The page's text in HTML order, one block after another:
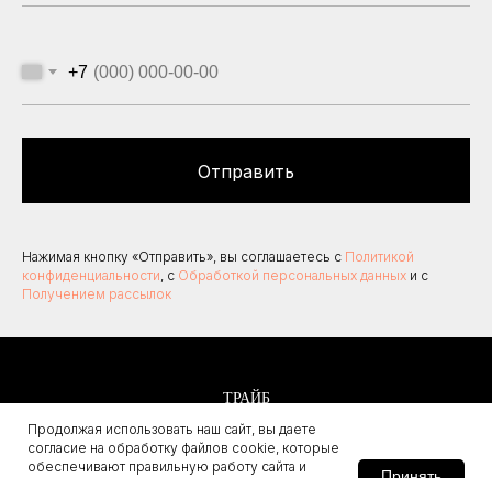
+7
Отправить
Нажимая кнопку «Отправить», вы соглашаетесь с Политикой
конфиденциальности, с Обработкой персональных данных и с
Получением рассылок
ТРАЙБ
медиа о недвижимости
Для коммерческих предложений:
Продолжая использовать наш сайт, вы даете
согласие на обработку файлов cookie, которые
обеспечивают правильную работу сайта и